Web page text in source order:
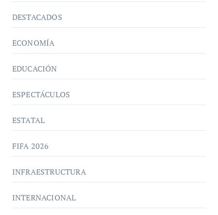
DESTACADOS
ECONOMÍA
EDUCACIÓN
ESPECTÁCULOS
ESTATAL
FIFA 2026
INFRAESTRUCTURA
INTERNACIONAL